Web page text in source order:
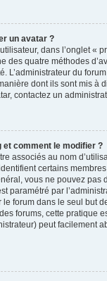
un avatar ?
dans l’onglet «
des quatre méthodes
L’administrateur du
dont ils sont mis à
contactez un
et comment le modifier ?
associés au nom
certains
vous ne pouvez pas
paramétré par
forum dans le seul but
forums, cette pratique
peut facilement